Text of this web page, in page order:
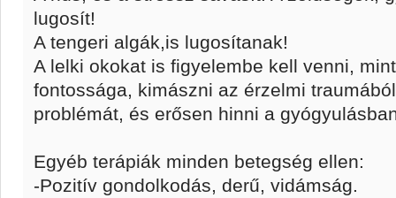
lugosít!
A tengeri algák,is lugosítanak!
A lelki okokat is figyelembe kell venni,
fontossága, kimászni az érzelmi
problémát, és erősen hinni a
Egyéb terápiák minden betegség ellen:
-Pozitív gondolkodás, derű, vidámság.